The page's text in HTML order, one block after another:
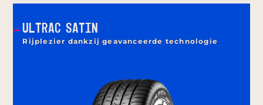
ULTRAC SATIN
Rijplezier dankzij geavanceerde technologie